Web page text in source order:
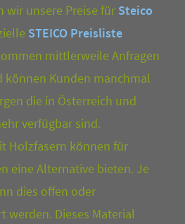
wir unsere Preise für Steico
STEICO Preisliste
mittlerweile Anfragen
können Kunden manchmal
die in Österreich und
verfügbar sind.
Holzfasern können für
eine Alternative bieten. Je
dies offen oder
werden. Dieses Material